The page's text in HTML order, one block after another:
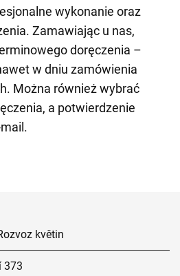
wykonanie oraz
Zamawiając u nas,
doręczenia –
w dniu zamówienia
Można również wybrać
a potwierdzenie
květin
373